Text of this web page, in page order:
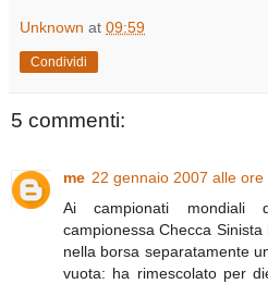
Unknown at 09:59
Condividi
5 commenti:
me 22 gennaio 2007 alle ore
Ai campionati
campionessa Checca
nella borsa separatamente
vuota: ha rimescolato per